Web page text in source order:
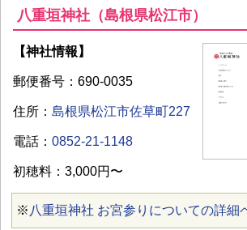
八重垣神社（島根県松江市）
【神社情報】
郵便番号：690-0035
住所： 島根県松江市佐草町227
電話： 0852-21-1148
初穂料：3,000円〜
※ 八重垣神社 お宮参りについての詳細